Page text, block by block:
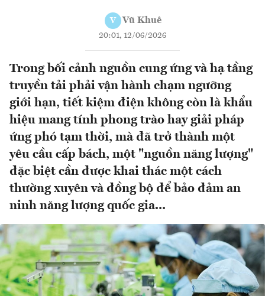
V Vũ Khuê
20:01, 12/06/2026
Trong bối cảnh nguồn cung ứng và hạ tầng
truyền tải phải vận hành chạm ngưỡng
giới hạn, tiết kiệm điện không còn là khẩu
hiệu mang tính phong trào hay giải pháp
ứng phó tạm thời, mà đã trở thành một
yêu cầu cấp bách, một "nguồn năng lượng"
đặc biệt cần được khai thác một cách
thường xuyên và đồng bộ để bảo đảm an
ninh năng lượng quốc gia...